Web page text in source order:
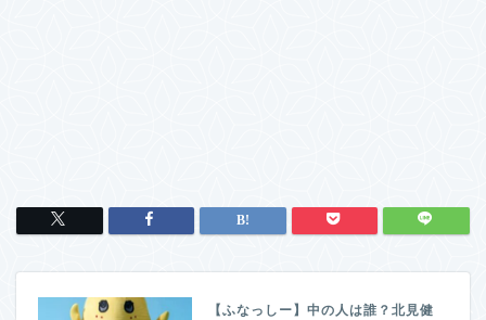
【ふなっしー】中の人は誰？北見健